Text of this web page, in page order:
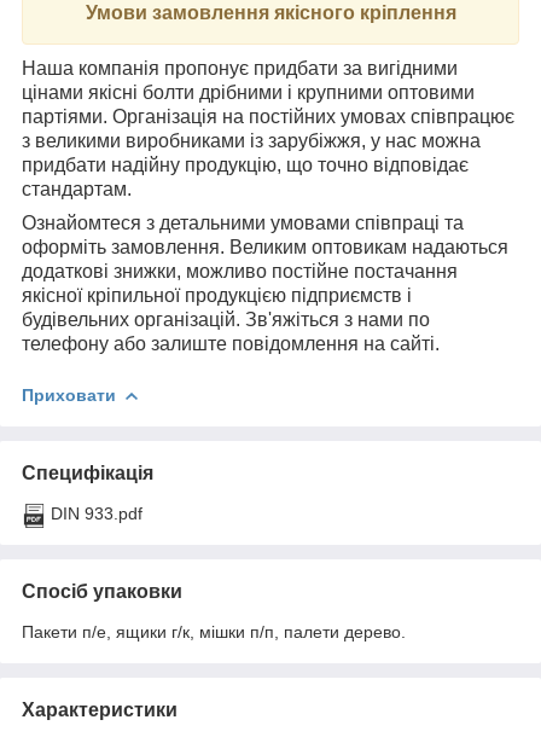
Умови замовлення якісного кріплення
Наша компанія пропонує придбати за вигідними
цінами якісні болти дрібними і крупними оптовими
партіями. Організація на постійних умовах співпрацює
з великими виробниками із зарубіжжя, у нас можна
придбати надійну продукцію, що точно відповідає
стандартам.
Ознайомтеся з детальними умовами співпраці та
оформіть замовлення. Великим оптовикам надаються
додаткові знижки, можливо постійне постачання
якісної кріпильної продукцією підприємств і
будівельних організацій. Зв'яжіться з нами по
телефону або залиште повідомлення на сайті.
Приховати
Специфікація
DIN 933.pdf
Спосіб упаковки
Пакети п/е, ящики г/к, мішки п/п, палети дерево.
Характеристики